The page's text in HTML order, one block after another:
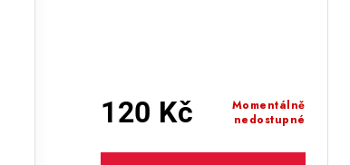
Momentálně
nedostupné
120 Kč